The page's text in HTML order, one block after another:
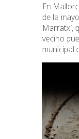
En
de la
Marratxí,
vecino
municipal